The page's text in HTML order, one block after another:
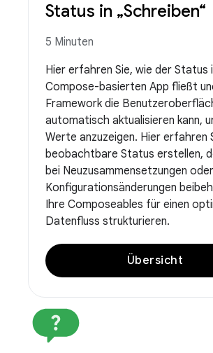
Status in „Schreiben“
5 Minuten
Hier erfahren Sie, wie der Status
Compose-basierten App fließt
Framework die
automatisch aktualisieren kann,
Werte anzuzeigen. Hier erfahren
beobachtbare Status erstellen,
bei Neuzusammensetzungen oder
Konfigurationsänderungen
Ihre Composeables für einen
Datenfluss strukturieren.
Übersicht